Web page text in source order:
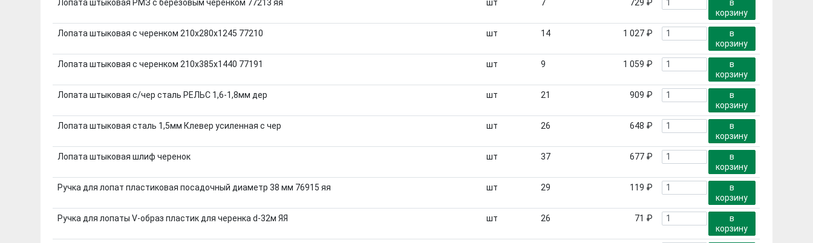
Лопата штыковая РМЗ с березовым черенком 77213 яя шт 7 729 ₽
в
корзину
Лопата штыковая с черенком 210х280х1245 77210 шт 14 1 027 ₽
в
корзину
Лопата штыковая с черенком 210х385х1440 77191 шт 9 1 059 ₽
в
корзину
Лопата штыковая с/чер сталь РЕЛЬС 1,6-1,8мм дер шт 21 909 ₽
в
корзину
Лопата штыковая сталь 1,5мм Клевер усиленная с чер шт 26 648 ₽
в
корзину
Лопата штыковая шлиф черенок шт 37 677 ₽
в
корзину
Ручка для лопат пластиковая посадочный диаметр 38 мм 76915 яя шт 29 119 ₽
в
корзину
Ручка для лопаты V-образ пластик для черенка d-32м ЯЯ шт 26 71 ₽
в
корзину